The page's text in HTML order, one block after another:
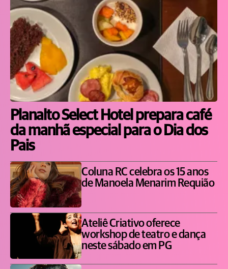
Planalto Select Hotel prepara café
da manhã especial para o Dia dos
Pais
Coluna RC celebra os 15 anos
de Manoela Menarim Requião
Ateliê Criativo oferece
workshop de teatro e dança
neste sábado em PG